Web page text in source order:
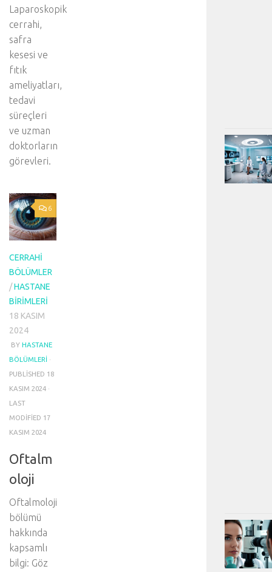
Laparoskopik
cerrahi,
safra
kesesi ve
fıtık
ameliyatları,
tedavi
süreçleri
ve uzman
doktorların
görevleri.
6
CERRAHI
BÖLÜMLER
/HASTANE
BIRIMLERI
18 KASIM
2024
BY HASTANE
BÖLÜMLERI ·
PUBLISHED 18
KASIM 2024 ·
LAST
MODIFIED 17
KASIM 2024
Oftalm
oloji
Oftalmoloji
bölümü
hakkında
kapsamlı
bilgi: Göz